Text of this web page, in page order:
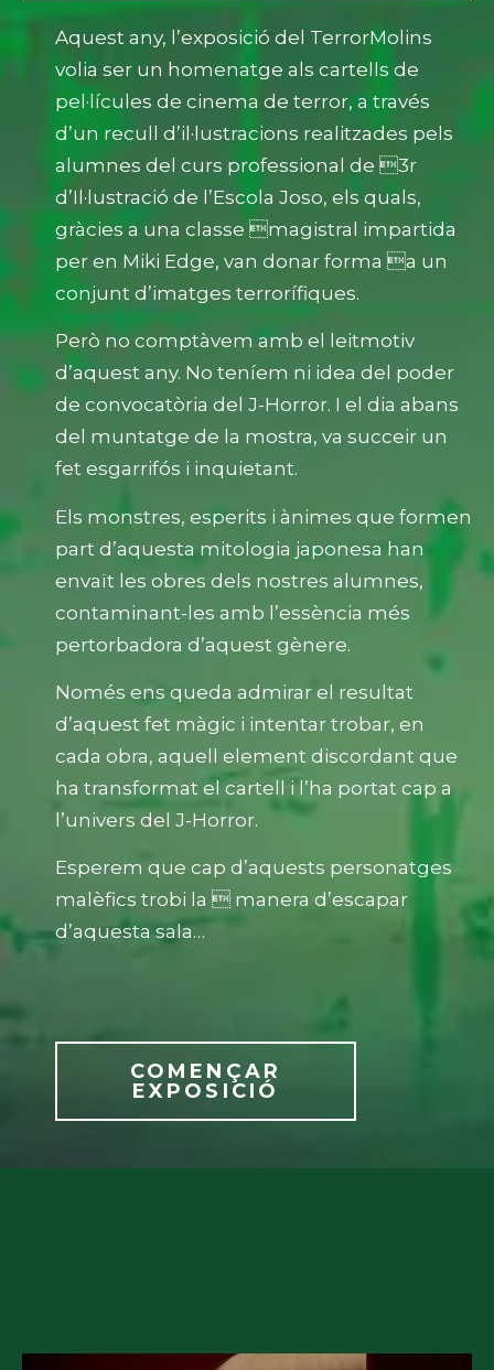
Aquest any, l’exposició del TerrorMolins
volia ser un homenatge als cartells de
pel·lícules de cinema de terror, a través
d’un recull d’il·lustracions realitzades pels
alumnes del curs professional de 3r
d’Il·lustració de l’Escola Joso, els quals,
gràcies a una classe magistral impartida
per en Miki Edge, van donar forma a un
conjunt d’imatges terrorífiques.
Però no comptàvem amb el leitmotiv
d’aquest any. No teníem ni idea del poder
de convocatòria del J-Horror. I el dia abans
del muntatge de la mostra, va succeir un
fet esgarrifós i inquietant.
Els monstres, esperits i ànimes que formen
part d’aquesta mitologia japonesa han
envaït les obres dels nostres alumnes,
contaminant-les amb l’essència més
pertorbadora d’aquest gènere.
Només ens queda admirar el resultat
d’aquest fet màgic i intentar trobar, en
cada obra, aquell element discordant que
ha transformat el cartell i l’ha portat cap a
l’univers del J-Horror.
Esperem que cap d’aquests personatges
malèfics trobi la  manera d’escapar
d’aquesta sala…
COMENÇAR
EXPOSICIÓ